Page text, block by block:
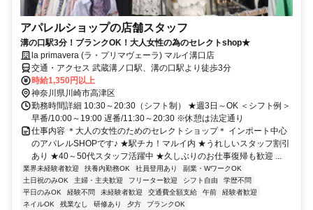
アパレルショップの店舗スタッフ
溝の口駅3分！ブランクOK！大人女性の為のセレクトshop★
la primavera (ラ・プリマヴェーラ) マルイ溝口店
交通・アクセス 武蔵溝ノ口駅、溝の口駅より徒歩3分
時給1,350円以上
神奈川県川崎市高津区
勤務時間詳細 10:30～20:30（シフト制） ★週3日～OK ＜シフト例＞
早番/10:00～19:00 遅番/11:30～20:30 ※休憩は法定通り
仕事内容 ＊大人の女性のためのセレクトショップ＊ インポート中心
のアパレルSHOPです♪ ★駅チカ！マルイ内 ★うれしいスタッフ割引
あり ★40～50代スタッフ活躍中 ★久しぶりのお仕事復帰も歓迎 ...
業界未経験者歓迎 扶養内勤務OK 社員登用あり
副業・WワークOK
土日祝のみOK
主婦・主夫歓迎 フリーター歓迎 シフト自由
学歴不問
平日のみOK
経験不問 未経験者歓迎 交通費全額支給 午前
経験者歓迎
ネイルOK
残業なし 研修あり 夕方 ブランクOK